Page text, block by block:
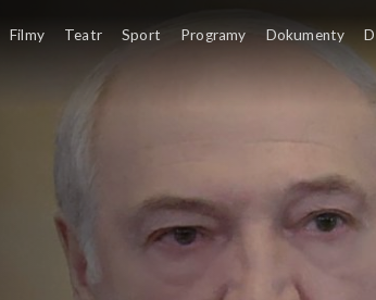
Filmy Teatr Sport Programy Dokumenty